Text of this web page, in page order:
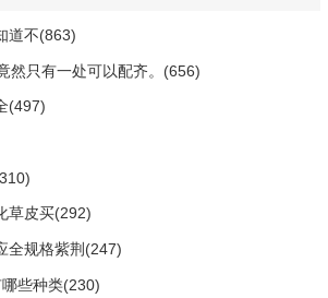
道不(863)
然只有一处可以配齐。(656)
(497)
草皮买(292)
全规格紫荆(247)
些种类(230)